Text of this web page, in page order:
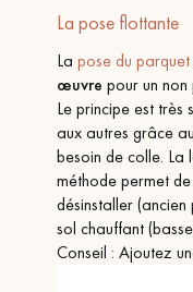
La pose flottante
La pose du parquet
œuvre pour un
Le principe est très
aux autres grâce
besoin de colle. La
méthode permet
désinstaller
sol chauffant
Conseil : Ajoutez